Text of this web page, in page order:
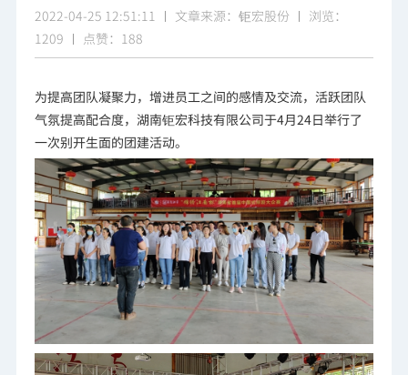
2022-04-25 12:51:11 文章来源：钜宏股份
浏览：
1209
点赞：188
为提高团队凝聚力，增进员工之间的感情及交流，活跃团队
气氛提高配合度，湖南钜宏科技有限公司于4月24日举行了
一次别开生面的团建活动。